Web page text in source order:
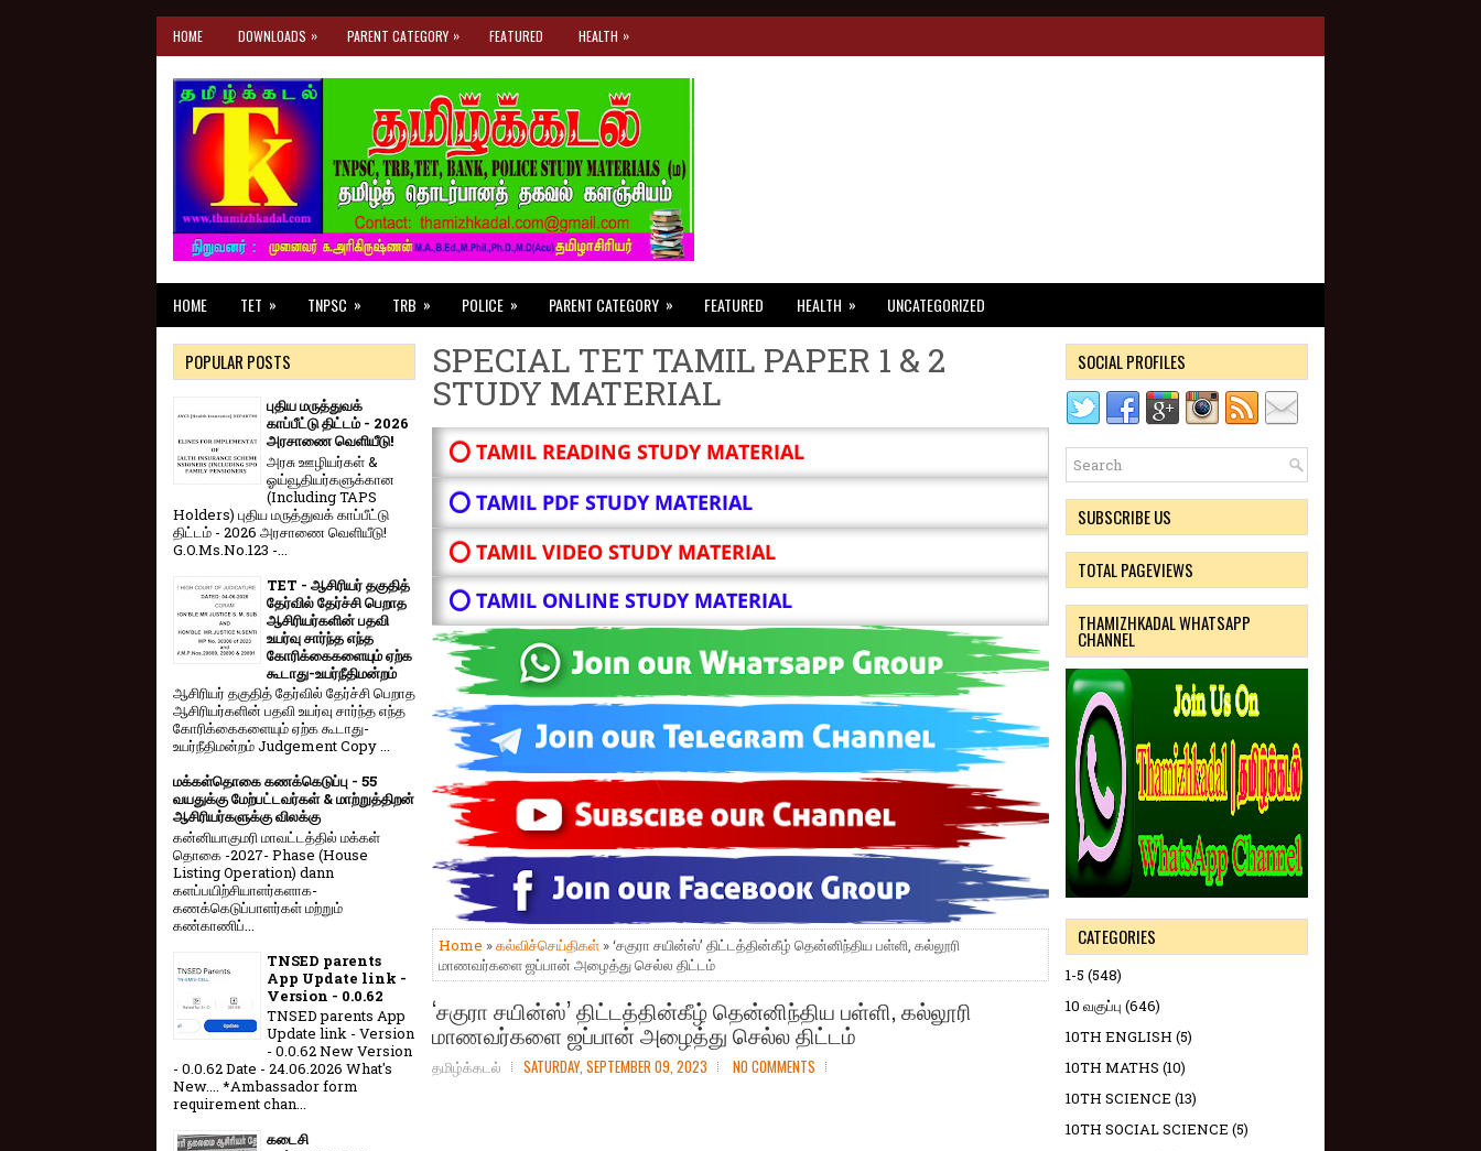
HOME DOWNLOADS » PARENT CATEGORY » FEATURED HEALTH »
HOME TET » TNPSC » TRB » POLICE » PARENT CATEGORY » FEATURED HEALTH » UNCATEGORIZED
SPECIAL TET TAMIL PAPER 1 & 2
STUDY MATERIAL
⭕ TAMIL READING STUDY MATERIAL
⭕ TAMIL PDF STUDY MATERIAL
⭕ TAMIL VIDEO STUDY MATERIAL
⭕ TAMIL ONLINE STUDY MATERIAL
Home »கல்விச்செய்திகள் » ‘சகுரா சயின்ஸ்’ திட்டத்தின்கீழ் தென்னிந்திய பள்ளி, கல்லூரி
மாணவர்களை ஜப்பான் அழைத்து செல்ல திட்டம்
‘சகுரா சயின்ஸ்’ திட்டத்தின்கீழ் தென்னிந்திய பள்ளி, கல்லூரி
மாணவர்களை ஜப்பான் அழைத்து செல்ல திட்டம்
தமிழ்க்கடல் SATURDAY, SEPTEMBER 09, 2023 NO COMMENTS
POPULAR POSTS
புதிய மருத்துவக்
காப்பீட்டு திட்டம் - 2026
அரசாணை வெளியீடு!
அரசு ஊழியர்கள் &
ஓய்வூதியர்களுக்கான
(Including TAPS
Holders) புதிய மருத்துவக் காப்பீட்டு
திட்டம் - 2026 அரசாணை வெளியீடு!
G.O.Ms.No.123 -...
TET - ஆசிரியர் தகுதித்
தேர்வில் தேர்ச்சி பெறாத
ஆசிரியர்களின் பதவி
உயர்வு சார்ந்த எந்த
கோரிக்கைகளையும் ஏற்க
கூடாது-உயர்நீதிமன்றம்
ஆசிரியர் தகுதித் தேர்வில் தேர்ச்சி பெறாத
ஆசிரியர்களின் பதவி உயர்வு சார்ந்த எந்த
கோரிக்கைகளையும் ஏற்க கூடாது-
உயர்நீதிமன்றம் Judgement Copy ...
மக்கள்தொகை கணக்கெடுப்பு - 55
வயதுக்கு மேற்பட்டவர்கள் & மாற்றுத்திறன்
ஆசிரியர்களுக்கு விலக்கு
கன்னியாகுமரி மாவட்டத்தில் மக்கள்
தொகை -2027- Phase (House
Listing Operation) dann
களப்பயிற்சியாளர்களாக-
கணக்கெடுப்பாளர்கள் மற்றும்
கண்காணிப்...
TNSED parents
App Update link -
Version - 0.0.62
TNSED parents App
Update link - Version
- 0.0.62 New Version
- 0.0.62 Date - 24.06.2026 What's
New.... *Ambassador form
requirement chan...
கடைசி
SOCIAL PROFILES
SUBSCRIBE US
TOTAL PAGEVIEWS
THAMIZHKADAL WHATSAPP
CHANNEL
CATEGORIES
1-5 (548)
10 வகுப்பு (646)
10TH ENGLISH (5)
10TH MATHS (10)
10TH SCIENCE (13)
10TH SOCIAL SCIENCE (5)